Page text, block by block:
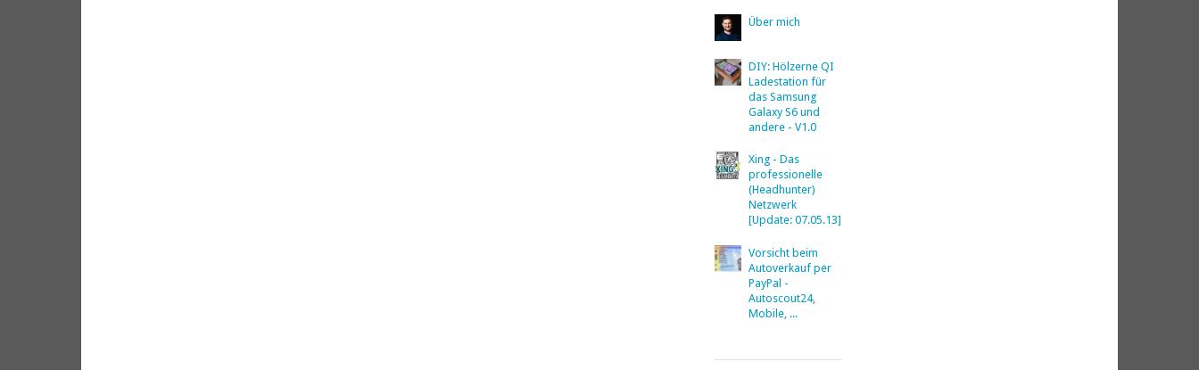
Über mich
DIY: Hölzerne QI
Ladestation für
das Samsung
Galaxy S6 und
andere - V1.0
Xing - Das
professionelle
(Headhunter)
Netzwerk
[Update: 07.05.13]
Vorsicht beim
Autoverkauf per
PayPal -
Autoscout24,
Mobile, ...